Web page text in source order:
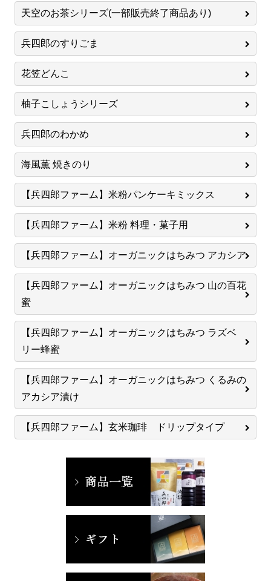
天空のお茶シリーズ(一部販売終了商品あり)
兵四郎のすりごま
花笠どんこ
柚子こしょうシリーズ
兵四郎のわかめ
海風薫 焼きのり
【兵四郎ファーム】米粉パンケーキミックス
【兵四郎ファーム】米粉 料理・菓子用
【兵四郎ファーム】オーガニックはちみつ アカシア
【兵四郎ファーム】オーガニックはちみつ 山の百花
蜜
【兵四郎ファーム】オーガニックはちみつ ラズベ
リー蜂蜜
【兵四郎ファーム】オーガニックはちみつ くるみの
アカシア漬け
【兵四郎ファーム】玄米珈琲 ドリップタイプ